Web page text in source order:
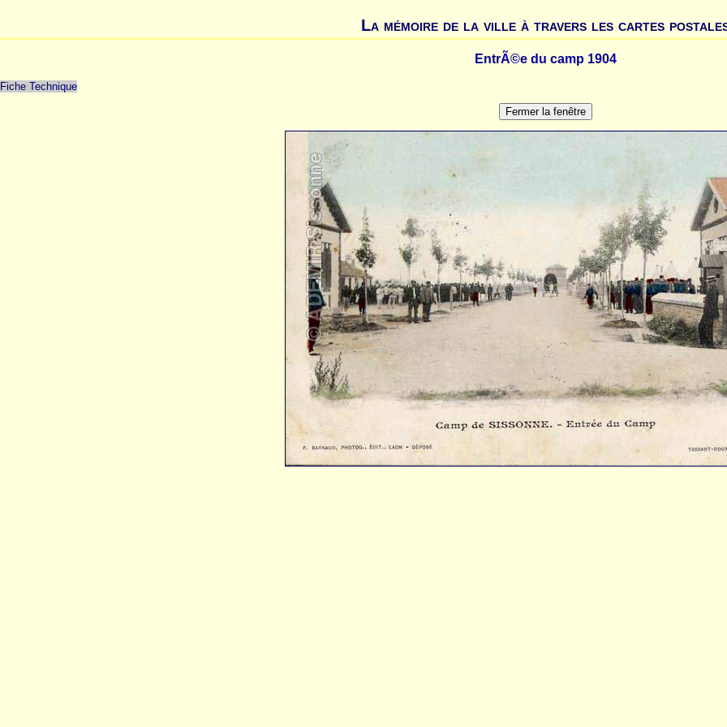
La mémoire de la ville à travers les cartes
EntrÃ©e du camp 1904
Fiche Technique